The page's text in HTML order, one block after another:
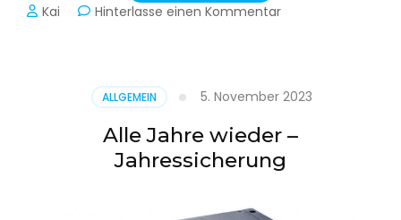
Kai Hinterlasse einen Kommentarzu
ALLGEMEIN 5. November 2023
Alle Jahre wieder –
Jahressicherung